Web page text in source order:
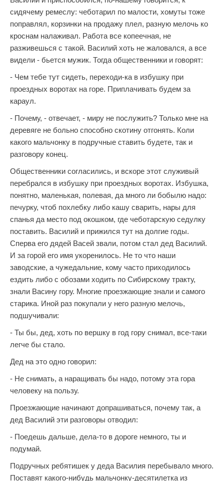
сидячему ремеслу: чеботарил по малости, хомуты тоже
поправлял, корзинки на продажу плел, разную мелочь ко
кроснам налаживал. Работа все копеечная, не
разживешься с такой. Василий хоть не жаловался, а все
видели - бьется мужик. Тогда общественники и говорят:
- Чем тебе тут сидеть, переходи-ка в избушку при
проездных воротах на горе. Приплачивать будем за
караул.
- Почему, - отвечает, - миру не послужить? Только мне на
деревяге не больно способно скотину отгонять. Коли
какого мальчонку в подручные ставить будете, так и
разговору конец.
Общественники согласились, и вскоре этот служивый
перебрался в избушку при проездных воротах. Избушка,
понятно, маленькая, полевая, да много ли бобылю надо:
печурку, чтоб похлебку либо кашу сварить, нары для
спанья да место под окошком, где чеботарскую седулку
поставить. Василий и прижился тут на долгие годы.
Сперва его дядей Васей звали, потом стал дед Василий.
И за горой его имя укоренилось. Не то что наши
заводские, а чужедальние, кому часто приходилось
ездить либо с обозами ходить по Сибирскому тракту,
знали Васину гору. Многие проезжающие знали и самого
старика. Иной раз покупали у него разную мелочь,
подшучивали:
- Ты бы, дед, хоть по вершку в год гору снимал, все-таки
легче бы стало.
Дед на это одно говорил:
- Не снимать, а наращивать бы надо, потому эта гора
человеку на пользу.
Проезжающие начинают допрашиваться, почему так, а
дед Василий эти разговоры отводил:
- Поедешь дальше, дела-то в дороге немного, ты и
подумай.
Подручных ребятишек у деда Василия перебывало много.
Поставят какого-нибудь мальчонку-десятилетка из